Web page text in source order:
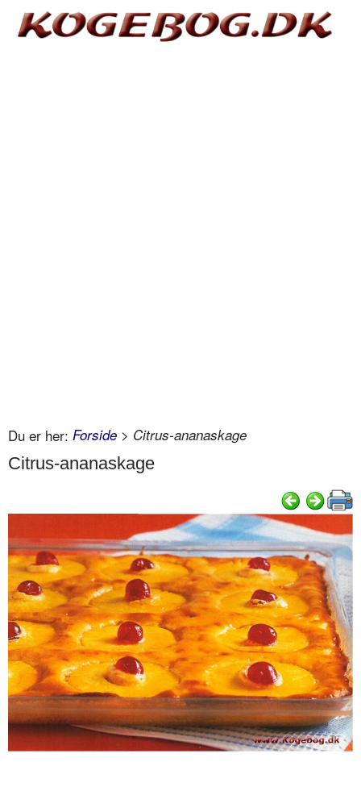
Du er her: Forside > Citrus-ananaskage
Citrus-ananaskage